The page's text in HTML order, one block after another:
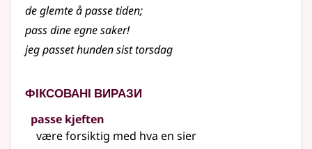
de glemte å passe tiden;
pass dine egne saker!
jeg passet hunden sist torsdag
Фіксовані вирази
passe kjeften
være forsiktig med hva en sier